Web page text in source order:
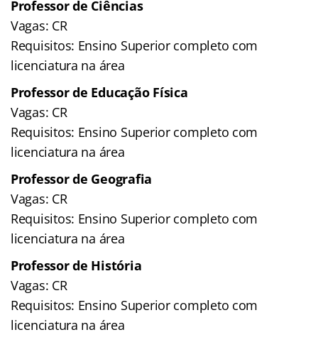
Professor de Ciências
Vagas: CR
Requisitos: Ensino Superior completo com
licenciatura na área
Professor de Educação Física
Vagas: CR
Requisitos: Ensino Superior completo com
licenciatura na área
Professor de Geografia
Vagas: CR
Requisitos: Ensino Superior completo com
licenciatura na área
Professor de História
Vagas: CR
Requisitos: Ensino Superior completo com
licenciatura na área